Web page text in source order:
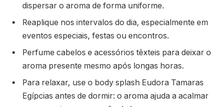
dispersar o aroma de forma uniforme.
Reaplique nos intervalos do dia, especialmente em
eventos especiais, festas ou encontros.
Perfume cabelos e acessórios têxteis para deixar o
aroma presente mesmo após longas horas.
Para relaxar, use o body splash Eudora Tamaras
Egípcias antes de dormir: o aroma ajuda a acalmar